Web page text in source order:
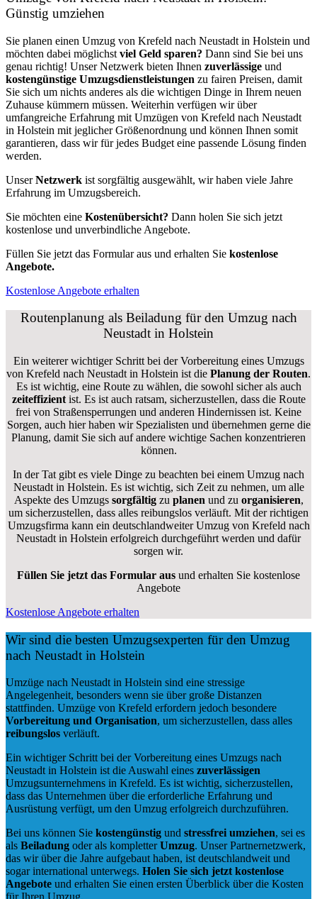
Günstig umziehen
Sie planen einen Umzug von Krefeld nach Neustadt in Holstein und
möchten dabei möglichst viel Geld sparen? Dann sind Sie bei uns
genau richtig! Unser Netzwerk bieten Ihnen zuverlässige und
kostengünstige Umzugsdienstleistungen zu fairen Preisen, damit
Sie sich um nichts anderes als die wichtigen Dinge in Ihrem neuen
Zuhause kümmern müssen. Weiterhin verfügen wir über
umfangreiche Erfahrung mit Umzügen von Krefeld nach Neustadt
in Holstein mit jeglicher Größenordnung und können Ihnen somit
garantieren, dass wir für jedes Budget eine passende Lösung finden
werden.
UnserNetzwerk ist sorgfältig ausgewählt, wir haben viele Jahre
Erfahrung im Umzugsbereich.
Sie möchten eine Kostenübersicht? Dann holen Sie sich jetzt
kostenlose und unverbindliche Angebote.
Füllen Sie jetzt das Formular aus und erhalten Sie kostenlose
Angebote.
Kostenlose Angebote erhalten
Routenplanung als Beiladung für den Umzug nach
Neustadt in Holstein
Ein weiterer wichtiger Schritt bei der Vorbereitung eines Umzugs
von Krefeld nach Neustadt in Holstein ist die Planung der Routen.
Es ist wichtig, eine Route zu wählen, die sowohl sicher als auch
zeiteffizientist. Es ist auch ratsam, sicherzustellen, dass die Route
frei von Straßensperrungen und anderen Hindernissen ist. Keine
Sorgen, auch hier haben wir Spezialisten und übernehmen gerne die
Planung, damit Sie sich auf andere wichtige Sachen konzentrieren
können.
In der Tat gibt es viele Dinge zu beachten bei einem Umzug nach
Neustadt in Holstein. Es ist wichtig, sich Zeit zu nehmen, um alle
Aspekte des Umzugs sorgfältigzu planen und zu organisieren,
um sicherzustellen, dass alles reibungslos verläuft. Mit der richtigen
Umzugsfirma kann ein deutschlandweiter Umzug von Krefeld nach
Neustadt in Holstein erfolgreich durchgeführt werden und dafür
sorgen wir.
Füllen Sie jetzt das Formular aus und erhalten Sie kostenlose
Angebote
Kostenlose Angebote erhalten
Wir sind die besten Umzugsexperten für den Umzug
nach Neustadt in Holstein
Umzüge nach Neustadt in Holstein sind eine stressige
Angelegenheit, besonders wenn sie über große Distanzen
stattfinden. Umzüge von Krefeld erfordern jedoch besondere
Vorbereitung und Organisation, um sicherzustellen, dass alles
reibungslos verläuft.
Ein wichtiger Schritt bei der Vorbereitung eines Umzugs nach
Neustadt in Holstein ist die Auswahl eines zuverlässigen
Umzugsunternehmens in Krefeld. Es ist wichtig, sicherzustellen,
dass das Unternehmen über die erforderliche Erfahrung und
Ausrüstung verfügt, um den Umzug erfolgreich durchzuführen.
Bei uns können Sie kostengünstig und stressfrei umziehen, sei es
als Beiladung oder als kompletterUmzug. Unser Partnernetzwerk,
das wir über die Jahre aufgebaut haben, ist deutschlandweit und
sogar international unterwegs. Holen Sie sich jetzt kostenlose
Angebote und erhalten Sie einen ersten Überblick über die Kosten